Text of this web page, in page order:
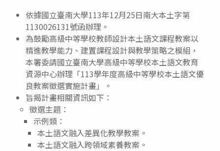
依據國立臺南大學113年12月25日南大本土字第
1130026131號函辦理。
為鼓勵高級中等學校教師設計本土語文課程教案以
精進教學能力、建置課程設計與教學策略之模組，
本署委請國立臺南大學高級中等學校本土語文教育
資源中心辦理「113學年度高級中等學校本土語文優
良教案徵選實施計畫」。
旨揭計畫相關資訊如下：
徵選主題：
示例類：
本土語文融入差異化教學教案。
本土語文融入跨領域素養教案。